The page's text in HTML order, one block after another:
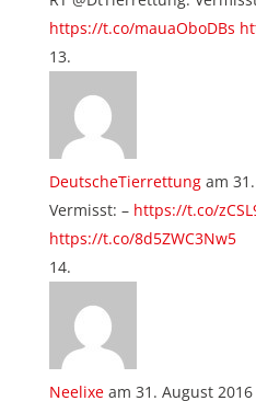
https://t.co/mauaOboDBs
DeutscheTierrettung am
Vermisst: – https://t.co/
https://t.co/8d5ZWC3Nw5
Neelixe am 31. August